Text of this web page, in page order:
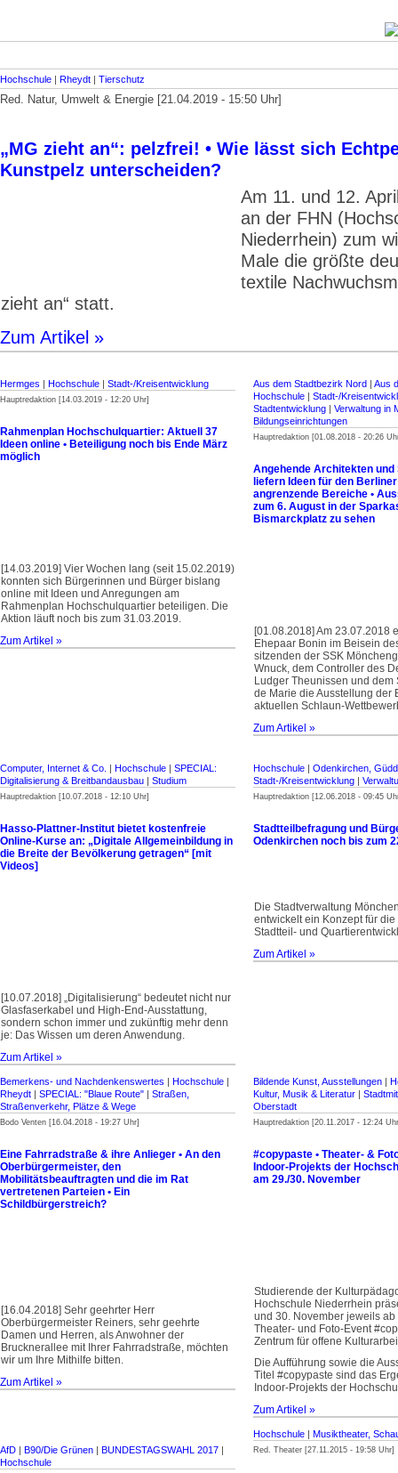
Hochschule | Rheydt | Tierschutz
Red. Natur, Umwelt & Energie [21.04.2019 - 15:50 Uhr]
„MG zieht an“: pelzfrei! • Wie lässt sich
Kunstpelz unterscheiden?
Am 11. und 12.
an der FHN
Niederrhein) zum
Male die größte
textile
zieht an“ statt.
Zum Artikel »
Hermges | Hochschule | Stadt-/Kreisentwicklung
Hauptredaktion [14.03.2019 - 12:20 Uhr]
Rahmenplan Hochschulquartier: Aktuell 37
Ideen online • Beteiligung noch bis Ende März
möglich
[14.03.2019] Vier Wochen lang (seit 15.02.2019)
konnten sich Bürgerinnen und Bürger bislang
online mit Ideen und Anregungen am
Rahmenplan Hochschulquartier beteiligen. Die
Aktion läuft noch bis zum 31.03.2019.
Zum Artikel »
Aus dem Stadtbezirk Nord | Aus
Hochschule | Stadt-/
Stadtentwicklung | Verwaltung in
Bildungseinrichtungen
Hauptredaktion [01.08.2018 - 20:26
Angehende Architekten und
liefern Ideen für den
angrenzende Bereiche •
zum 6. August in der
Bismarckplatz zu sehen
[01.08.2018] Am 23.07.2018
Ehepaar Bonin im Beisein
sitzenden der SSK
Wnuck, dem Controller des
Ludger Theunissen und dem
de Marie die Ausstellung der
aktuellen Schlaun-
Zum Artikel »
Computer, Internet & Co. | Hochschule | SPECIAL:
Digitalisierung & Breitbandausbau | Studium
Hauptredaktion [10.07.2018 - 12:10 Uhr]
Hasso-Plattner-Institut bietet kostenfreie
Online-Kurse an: „Digitale Allgemeinbildung in
die Breite der Bevölkerung getragen“ [mit
Videos]
[10.07.2018] „Digitalisierung“ bedeutet nicht nur
Glasfaserkabel und High-End-Ausstattung,
sondern schon immer und zukünftig mehr denn
je: Das Wissen um deren Anwendung.
Zum Artikel »
Hochschule | Odenkirchen,
Stadt-/Kreisentwicklung |
Hauptredaktion [12.06.2018 - 09:45
Stadtteilbefragung und
Odenkirchen noch bis zum
Die Stadtverwaltung
entwickelt ein Konzept für
Stadtteil- und
Zum Artikel »
Bemerkens- und Nachdenkenswertes | Hochschule |
Rheydt | SPECIAL: "Blaue Route" | Straßen,
Straßenverkehr, Plätze & Wege
Bodo Venten [16.04.2018 - 19:27 Uhr]
Eine Fahrradstraße & ihre Anlieger • An den
Oberbürgermeister, den
Mobilitätsbeauftragten und die im Rat
vertretenen Parteien • Ein
Schildbürgerstreich?
[16.04.2018] Sehr geehrter Herr
Oberbürgermeister Reiners, sehr geehrte
Damen und Herren, als Anwohner der
Brucknerallee mit Ihrer Fahrradstraße, möchten
wir um Ihre Mithilfe bitten.
Zum Artikel »
Bildende Kunst, Ausstellungen |
Kultur, Musik & Literatur |
Oberstadt
Hauptredaktion [20.11.2017 - 12:24
#copypaste • Theater- &
Indoor-Projekts der
am 29./30. November
Studierende der
Hochschule Niederrhein
und 30. November jeweils
Theater- und Foto-Event
Zentrum für offene
Die Aufführung sowie die
Titel #copypaste sind das
Indoor-Projekts der
Zum Artikel »
AfD | B90/Die Grünen | BUNDESTAGSWAHL 2017 |
Hochschule
Hochschule | Musiktheater,
Red. Theater [27.11.2015 - 19:58 Uhr]